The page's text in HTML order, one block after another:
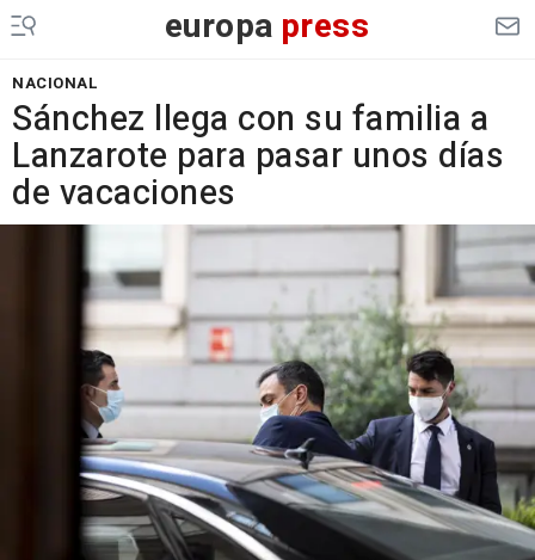
europa press
NACIONAL
Sánchez llega con su familia a
Lanzarote para pasar unos días
de vacaciones